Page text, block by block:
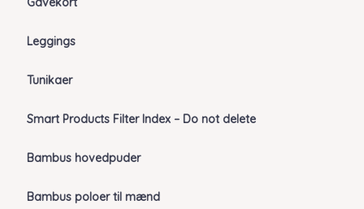
Leggings
Tunikaer
Smart Products Filter Index – Do not delete
Bambus hovedpuder
Bambus poloer til mænd